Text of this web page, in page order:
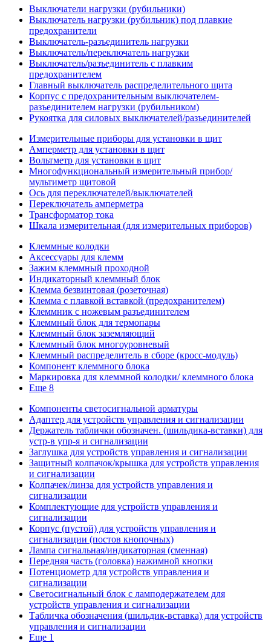
Выключатели нагрузки (рубильники)
Выключатель нагрузки (рубильник) под плавкие
предохранители
Выключатель-разъединитель нагрузки
Выключатель/переключатель нагрузки
Выключатель/разъединитель с плавким
предохранителем
Главный выключатель распределительного щита
Корпус с предохранительным выключателем-
разъединителем нагрузки (рубильником)
Рукоятка для силовых выключателей/разъединителей
Измерительные приборы для установки в щит
Амперметр для установки в щит
Вольтметр для установки в щит
Многофункциональный измерительный прибор/
мультиметр щитовой
Ось для переключателей/выключателей
Переключатель амперметра
Трансформатор тока
Шкала измерительная (для измерительных приборов)
Клеммные колодки
Аксессуары для клемм
Зажим клеммный проходной
Индикаторный клеммный блок
Клемма безвинтовая (розеточная)
Клемма с плавкой вставкой (предохранителем)
Клеммник с ножевым разъединителем
Клеммный блок для термопары
Клеммный блок заземляющий
Клеммный блок многоуровневый
Клеммный распределитель в сборе (кросс-модуль)
Компонент клеммного блока
Маркировка для клеммной колодки/ клеммного блока
Еще 8
Компоненты светосигнальной арматуры
Адаптер для устройств управления и сигнализации
Держатель таблички обозначен. (шильдика-вставки) для
устр-в упр-я и сигнализации
Заглушка для устройств управления и сигнализации
Защитный колпачок/крышка для устройств управления
и сигнализации
Колпачек/линза для устройств управления и
сигнализации
Комплектующие для устройств управления и
сигнализации
Корпус (пустой) для устройств управления и
сигнализации (постов кнопочных)
Лампа сигнальная/индикаторная (сменная)
Передняя часть (головка) нажимной кнопки
Потенциометр для устройств управления и
сигнализации
Светосигнальный блок с ламподержателем для
устройств управления и сигнализации
Табличка обозначения (шильдик-вставка) для устройств
управления и сигнализации
Еще 1